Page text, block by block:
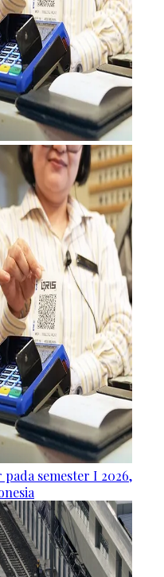
pada semester I 2026,